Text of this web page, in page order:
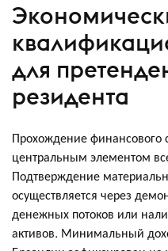
для
резидента
Прохождение финансового
центральным элементом
Подтверждение
осуществляется через
денежных потоков или
активов. Минимальный